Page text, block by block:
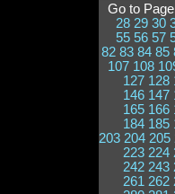
Go to
28 29 30
55 56 57
82 83 84 85
107 108
127 128
146 147
165 166
184 185
203 204 205
223 224
242 243
261 262